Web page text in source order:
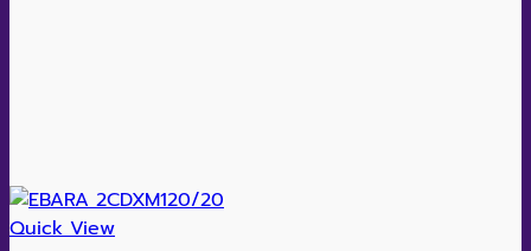
Quick View